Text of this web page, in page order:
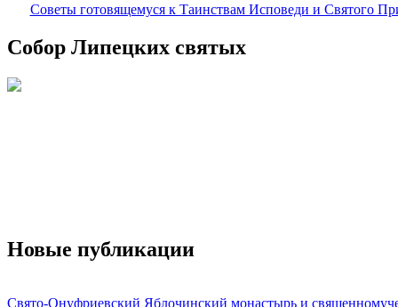
Советы готовящемуся к Таинствам Исповеди и Святого
Собор Липецких святых
Новые публикации
Свято-Онуфриевский Яблочинский монастырь и